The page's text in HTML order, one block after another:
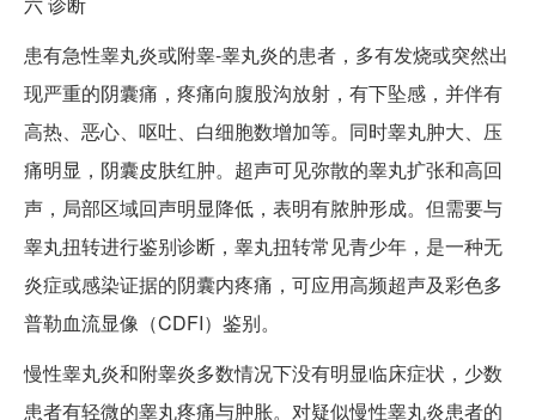
患有急性睾丸炎或附睾-睾丸炎的患者，多有发烧或突然出
现严重的阴囊痛，疼痛向腹股沟放射，有下坠感，并伴有
高热、恶心、呕吐、白细胞数增加等。同时睾丸肿大、压
痛明显，阴囊皮肤红肿。超声可见弥散的睾丸扩张和高回
声，局部区域回声明显降低，表明有脓肿形成。但需要与
睾丸扭转进行鉴别诊断，睾丸扭转常见青少年，是一种无
炎症或感染证据的阴囊内疼痛，可应用高频超声及彩色多
普勒血流显像（CDFI）鉴别。
慢性睾丸炎和附睾炎多数情况下没有明显临床症状，少数
患者有轻微的睾丸疼痛与肿胀。对疑似慢性睾丸炎患者的